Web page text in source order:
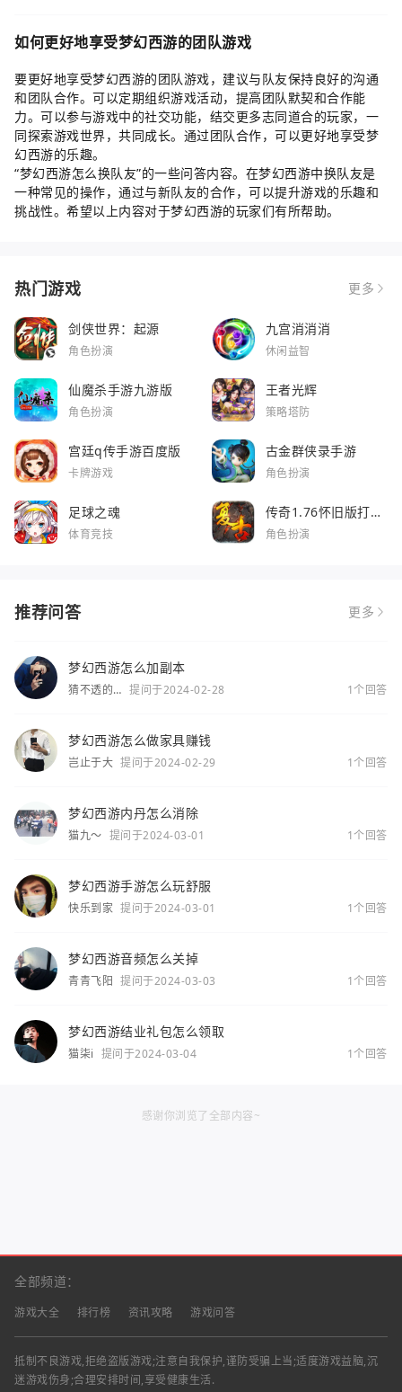
如何更好地享受梦幻西游的团队游戏
要更好地享受梦幻西游的团队游戏，建议与队友保持良好的沟通
和团队合作。可以定期组织游戏活动，提高团队默契和合作能
力。可以参与游戏中的社交功能，结交更多志同道合的玩家，一
同探索游戏世界，共同成长。通过团队合作，可以更好地享受梦
幻西游的乐趣。
“梦幻西游怎么换队友”的一些问答内容。在梦幻西游中换队友是
一种常见的操作，通过与新队友的合作，可以提升游戏的乐趣和
挑战性。希望以上内容对于梦幻西游的玩家们有所帮助。
热门游戏 更多
剑侠世界：起源
角色扮演
九宫消消消
休闲益智
仙魔杀手游九游版
角色扮演
王者光辉
策略塔防
宫廷q传手游百度版
卡牌游戏
古金群侠录手游
角色扮演
足球之魂
体育竞技
传奇1.76怀旧版打金
服
角色扮演
推荐问答 更多
梦幻西游怎么加副本
猜不透的
提问于2024-02-28 1个回答
梦幻西游怎么做家具赚钱
岂止于大 提问于2024-02-29 1个回答
梦幻西游内丹怎么消除
猫九～ 提问于2024-03-01 1个回答
梦幻西游手游怎么玩舒服
快乐到家 提问于2024-03-01 1个回答
梦幻西游音频怎么关掉
青青飞阳 提问于2024-03-03 1个回答
梦幻西游结业礼包怎么领取
猫柒i 提问于2024-03-04 1个回答
感谢你浏览了全部内容~
全部频道：
游戏大全 排行榜 资讯攻略 游戏问答
抵制不良游戏,拒绝盗版游戏;注意自我保护,谨防受骗上当;适度游戏益脑,沉
迷游戏伤身;合理安排时间,享受健康生活.